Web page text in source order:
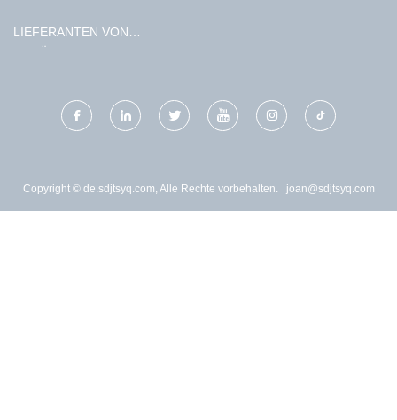
LIEFERANTEN VON
Copyright © de.sdjtsyq.com, Alle Rechte vorbehalten. joan@sdjtsyq.com